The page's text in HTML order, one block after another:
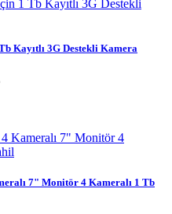
Kayıtlı 3G Destekli Kamera
7" Monitör 4 Kameralı 1 Tb